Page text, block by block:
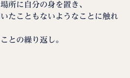
所に自分の身を置き、
たこともないようなことに触れ
との繰り返し。